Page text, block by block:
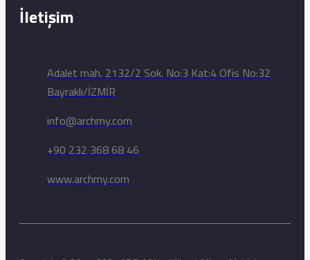
İletişim
Adalet mah. 2132/2 Sok. No:3 Kat:4 Ofis No:32
Bayraklı/İZMİR
info@archmy.com
+90 232 368 68 46
www.archmy.com